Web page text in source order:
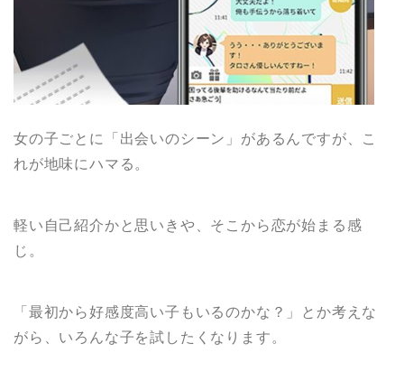
女の子ごとに「出会いのシーン」があるんですが、こ
れが地味にハマる。
軽い自己紹介かと思いきや、そこから恋が始まる感
じ。
「最初から好感度高い子もいるのかな？」とか考えな
がら、いろんな子を試したくなります。